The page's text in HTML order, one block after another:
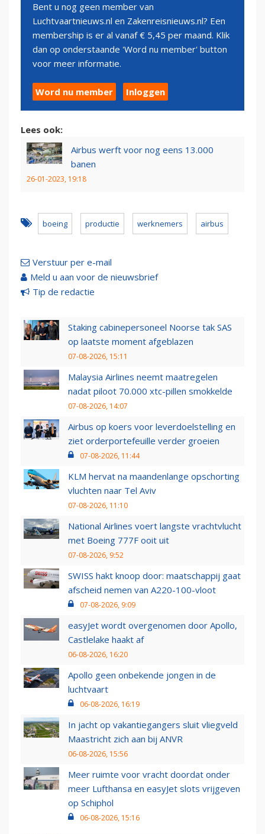
Bent u nog geen member van
Luchtvaartnieuws.nl en Zakenreisnieuws.nl? Een
membership is er al vanaf € 5,45 per maand. Klik
dan op onderstaande 'Word nu member' button
voor meer informatie.
Word nu member Inloggen
Lees ook:
Airbus werft voor nog eens 13.000
banen
26-01-2023, 19:18
boeing productie werknemers airbus
Verstuur per e-mail
Meld u aan voor de nieuwsbrief
Tip de redactie
Staking cabinepersoneel Noorse tak SAS
op laatste moment afgeblazen
07-08-2026, 15:11
Malaysia Airlines neemt maatregelen
nadat piloot 70.000 xtc-pillen smokkelde
07-08-2026, 14:07
Airbus op koers voor leverdoelstelling en
ziet orderportefeuille verder groeien
07-08-2026, 11:44
KLM hervat na maandenlange opschorting
vluchten naar Tel Aviv
07-08-2026, 11:10
National Airlines voert langste vrachtvlucht
met Boeing 777F ooit uit
07-08-2026, 9:52
SWISS hakt knoop door: maatschappij gaat
afscheid nemen van A220-100-vloot
07-08-2026, 9:09
easyJet wordt overgenomen door Apollo,
Castlelake haakt af
06-08-2026, 16:20
Apollo geen onbekende jongen in de
luchtvaart
06-08-2026, 16:19
In jacht op vakantiegangers sluit vliegveld
Maastricht zich aan bij ANVR
06-08-2026, 15:56
Meer ruimte voor vracht doordat onder
meer Lufthansa en easyJet slots vrijgeven
op Schiphol
06-08-2026, 15:16